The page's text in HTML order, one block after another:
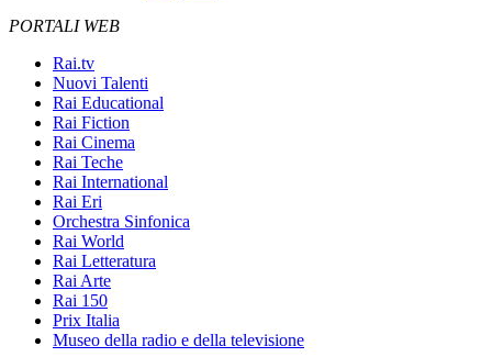
PORTALI WEB
Rai.tv
Nuovi Talenti
Rai Educational
Rai Fiction
Rai Cinema
Rai Teche
Rai International
Rai Eri
Orchestra Sinfonica
Rai World
Rai Letteratura
Rai Arte
Rai 150
Prix Italia
Museo della radio e della televisione